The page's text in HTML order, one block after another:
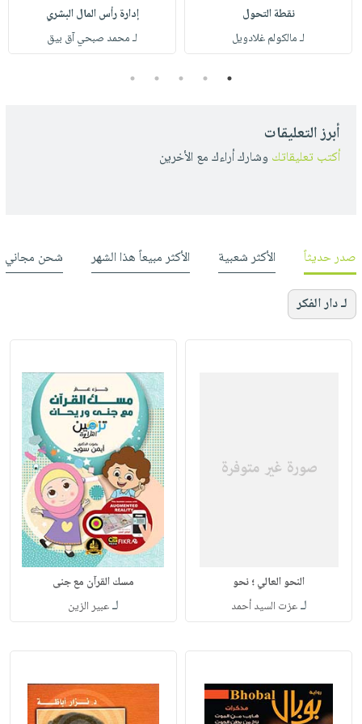
نقطة التحول
لـ مالكولم غلادويل
إدارة رأس المال البشري
لـ محمد صبحي آق بيق
1
2
3
4
5
أبرز التعليقات
أكتب تعليقاتك وشارك أراءك مع الأخرين
صدر حديثاً الأكثر شعبية الأكثر مبيعاً هذا الشهر شحن مجاني
لـ دار الفكر
النحو العالي ؛ نحو
لـعزت السيد أحمد
مسك القرآن مع جنى
لـعبير الزين